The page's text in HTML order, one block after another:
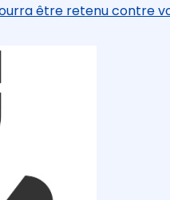
être retenu contre